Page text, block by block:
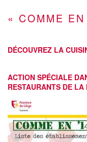
« COMME
DÉCOUVREZ LA
ACTION SPÉCIALE
RESTAURANTS DE